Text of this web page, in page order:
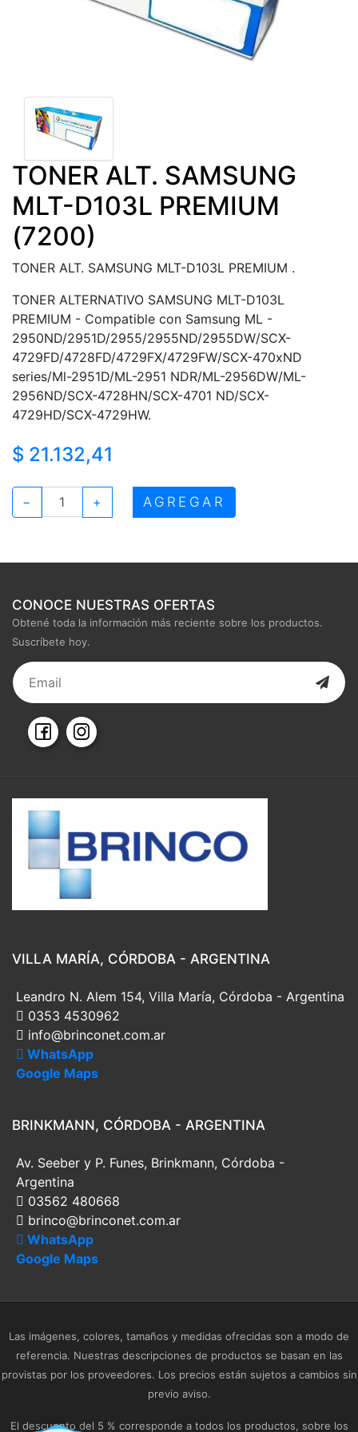
TONER ALT. SAMSUNG
MLT-D103L PREMIUM
(7200)
TONER ALT. SAMSUNG MLT-D103L PREMIUM .
TONER ALTERNATIVO SAMSUNG MLT-D103L
PREMIUM - Compatible con Samsung ML -
2950ND/2951D/2955/2955ND/2955DW/SCX-
4729FD/4728FD/4729FX/4729FW/SCX-470xND
series/Ml-2951D/ML-2951 NDR/ML-2956DW/ML-
2956ND/SCX-4728HN/SCX-4701 ND/SCX-
4729HD/SCX-4729HW.
$ 21.132,41
− + AGREGAR
CONOCE NUESTRAS OFERTAS
Obtené toda la información más reciente sobre los productos.
Suscríbete hoy.
VILLA MARÍA, CÓRDOBA - ARGENTINA
Leandro N. Alem 154, Villa María, Córdoba - Argentina
0353 4530962
info@brinconet.com.ar
WhatsApp
Google Maps
BRINKMANN, CÓRDOBA - ARGENTINA
Av. Seeber y P. Funes, Brinkmann, Córdoba -
Argentina
03562 480668
brinco@brinconet.com.ar
WhatsApp
Google Maps
Las imágenes, colores, tamaños y medidas ofrecidas son a modo de
referencia. Nuestras descripciones de productos se basan en las
provistas por los proveedores. Los precios están sujetos a cambios sin
previo aviso.
El descuento del 5 % corresponde a todos los productos, sobre los